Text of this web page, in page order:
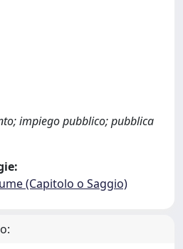
impiego pubblico; pubblica
(Capitolo o Saggio)